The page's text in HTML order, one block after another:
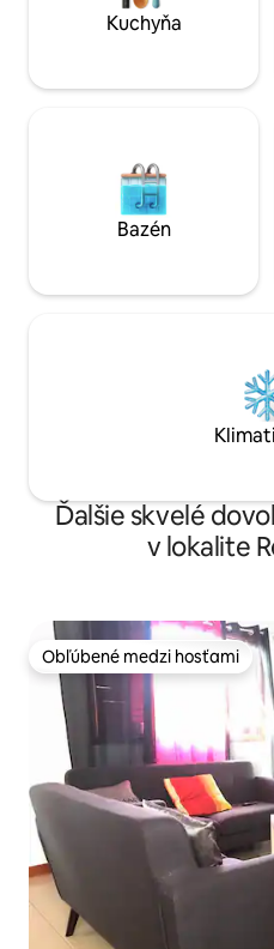
Kuchyňa
Bazén
Ďalšie skvelé
v lokalite
Obľúbené medzi hosťami
Obľúbené medzi hosťami